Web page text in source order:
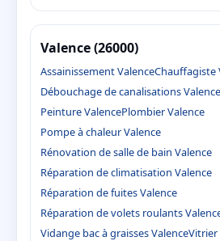
Valence (26000)
Assainissement ValenceChauffagiste
Débouchage de canalisations Valence
Peinture ValencePlombier Valence
Pompe à chaleur Valence
Rénovation de salle de bain Valence
Réparation de climatisation Valence
Réparation de fuites Valence
Réparation de volets roulants
Vidange bac à graisses ValenceVitrier